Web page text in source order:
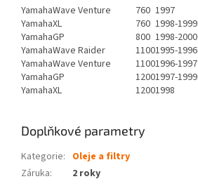
YamahaWave Venture 760 1997
YamahaXL 760 1998-1999
YamahaGP 800 1998-2000
YamahaWave Raider 11001995-1996
YamahaWave Venture 11001996-1997
YamahaGP 12001997-1999
YamahaXL 12001998
Doplňkové parametry
Kategorie: Oleje a filtry
Záruka:
2 roky